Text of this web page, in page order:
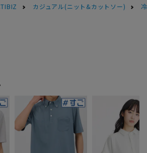
カジュアル(ニット&カットソー)